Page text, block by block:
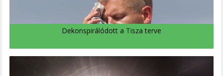
Dekonspirálódott a Tisza terve